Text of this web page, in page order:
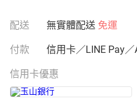
配送 無實體配送 免運
付款 信用卡／LINE Pay／
信用卡優惠